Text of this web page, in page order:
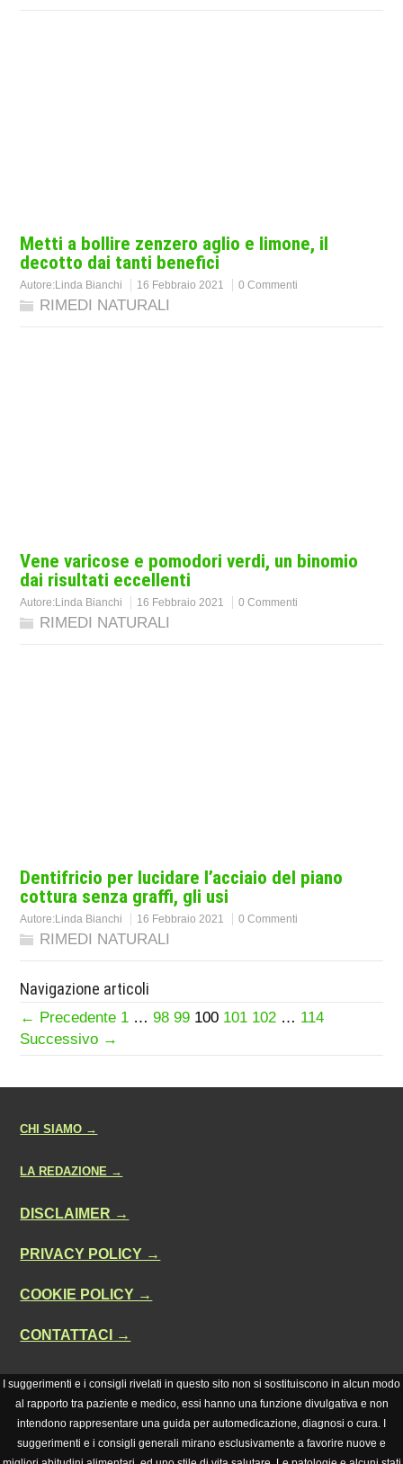
Metti a bollire zenzero aglio e limone, il
decotto dai tanti benefici
Autore:Linda Bianchi 16 Febbraio 2021 0 Commenti
RIMEDI NATURALI
Vene varicose e pomodori verdi, un binomio
dai risultati eccellenti
Autore:Linda Bianchi 16 Febbraio 2021 0 Commenti
RIMEDI NATURALI
Dentifricio per lucidare l’acciaio del piano
cottura senza graffi, gli usi
Autore:Linda Bianchi 16 Febbraio 2021 0 Commenti
RIMEDI NATURALI
Navigazione articoli
← Precedente 1 … 98 99 100 101 102 … 114
Successivo →
CHI SIAMO →
LA REDAZIONE →
DISCLAIMER →
PRIVACY POLICY →
COOKIE POLICY →
CONTATTACI →
I suggerimenti e i consigli rivelati in questo sito non si sostituiscono in alcun modo
al rapporto tra paziente e medico, essi hanno una funzione divulgativa e non
intendono rappresentare una guida per automedicazione, diagnosi o cura. I
suggerimenti e i consigli generali mirano esclusivamente a favorire nuove e